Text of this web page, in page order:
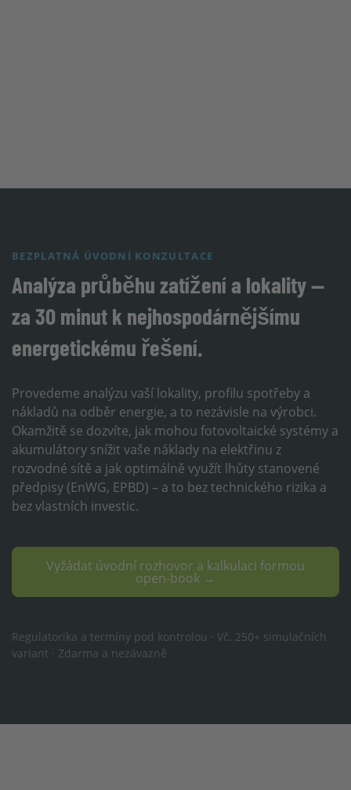
BEZPLATNÁ ÚVODNÍ KONZULTACE
Analýza průběhu zatížení a lokality —
za 30 minut k nejhospodárnějšímu
energetickému řešení.
Provedeme analýzu vaší lokality, profilu spotřeby a
nákladů na odběr energie, a to nezávisle na výrobci.
Okamžitě se dozvíte, jak mohou fotovoltaické systémy a
akumulátory snížit vaše náklady na elektřinu z
rozvodné sítě a jak optimálně využít lhůty stanovené
předpisy (EnWG, EPBD) – a to bez technického rizika a
bez vlastních investic.
Vyžádat úvodní rozhovor a kalkulaci formou
open-book →
Regulatorika a termíny pod kontrolou · Vč. 250+ simulačních
variant · Zdarma a nezávazně